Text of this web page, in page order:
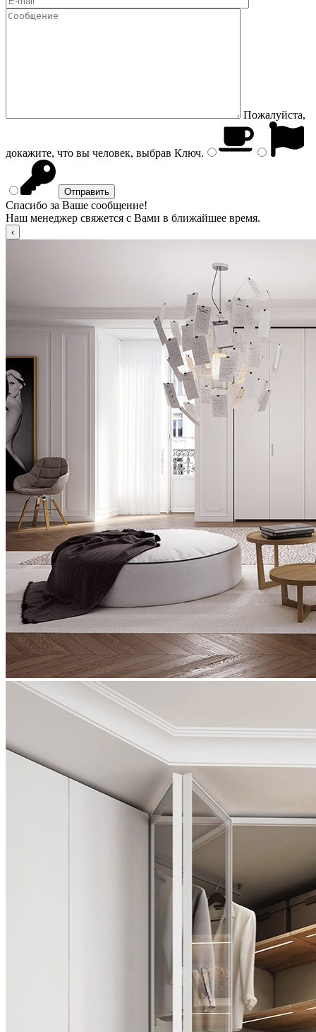
Пожалуйста,
докажите, что вы человек, выбрав Ключ.
Спасибо за Ваше сообщение!
Наш менеджер свяжется с Вами в ближайшее время.